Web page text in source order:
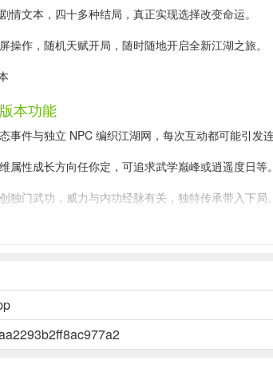
情文本，四十多种结局，真正实现选择改变命运。
操作，随机天赋开局，随时随地开启全新江湖之旅。
本功能
事件与独立 NPC 编织江湖网，每次互动都可能引发连
属性成长方向任你定，可追求武学巅峰或逍遥度日等。
独门武功，威力与内功经脉有关，独特传承带入下局。
本使用说明
作模式，随时随地单手即可开启江湖之旅。随机天